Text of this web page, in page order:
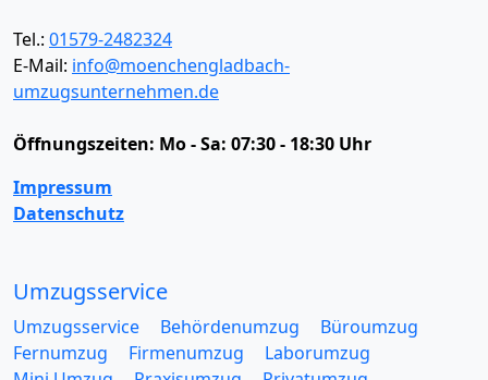
Tel.: 01579-2482324
E-Mail: info@moenchengladbach-
umzugsunternehmen.de
Öffnungszeiten: Mo - Sa: 07:30 - 18:30 Uhr
Impressum
Datenschutz
Umzugsservice
Umzugsservice Behördenumzug
Büroumzug
Fernumzug
Firmenumzug
Laborumzug